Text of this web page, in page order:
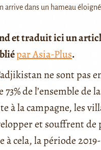
arrive dans un hameau éloigné.
et traduit ici un
par Asia-Plus.
ne sont pas
de l’ensemble de la
à la campagne, les
et souffrent de
à cela, la période